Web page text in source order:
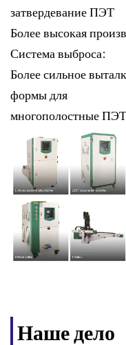
затвердевание ПЭТ
Более высокая
Система выброса:
Более сильное
формы для
многополостные
Наше дело